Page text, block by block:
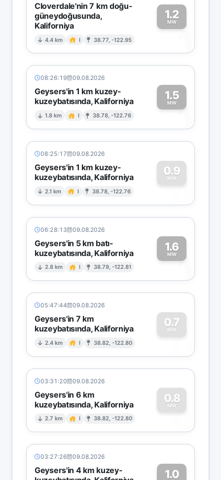
Cloverdale'nin 7 km doğu-
güneydoğusunda,
Kaliforniya
4.4 km I 38.77, -122.95
1.2
MW
1
08:26:19 09.08.2026
Geysers'in 1 km kuzey-
kuzeybatısında, Kaliforniya
1.8 km I 38.78, -122.76
1.5
MW1
08:25:17 09.08.2026
Geysers'in 1 km kuzey-
kuzeybatısında, Kaliforniya
2.1 km I 38.78, -122.76
0.9
MW
0
06:28:13 09.08.2026
Geysers'in 5 km batı-
kuzeybatısında, Kaliforniya
2.8 km I 38.79, -122.81
1.6
MW1
05:47:44 09.08.2026
Geysers'in 7 km
kuzeybatısında, Kaliforniya
2.4 km I 38.82, -122.80
0.7
MW
0
03:31:20 09.08.2026
Geysers'in 6 km
kuzeybatısında, Kaliforniya
2.7 km I 38.82, -122.80
0.8
MW
0
03:27:26 09.08.2026
Geysers'in 4 km kuzey-
1.0